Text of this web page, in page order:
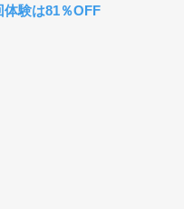
体験は81％OFF